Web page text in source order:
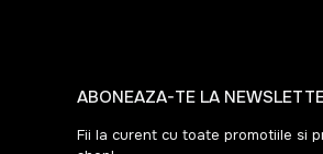
ABONEAZA-TE LA
Fii la curent cu toate promotiile si